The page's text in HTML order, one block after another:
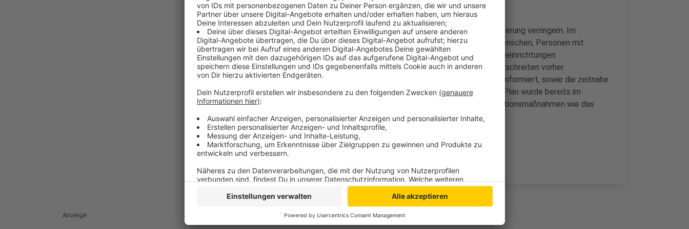
Er zielt darauf ab, hitzebedingte Gesundheitsrisiken für die Bevölkerung verringern. Im
Mittelpunkt stehen besonders gefährdete Gruppen wie ältere Menschen, Personen mit
chronischen Erkrankungen, Kleinkinder sowie Bewohner von Pflegeeinrichtungen.
Kernbestandteile sind demnach ein Frühwarnsystem, das bei Überschreiten vorher
festgelegter Temperaturgrenzen automatisch wichtige Akteure informiert, sowie die zeitnahe
Umsetzung lokaler Schutzmaßnahmen durch die Kommunen. Der Plan wurde bereits im
Frühjahr 2023 entwickelt und ergänzt bereits bestehende Präventionsmaßnahmen wie das
2021 veröffentlichte Merkblatt mit „Hitzetipps“.
Anzeige
Anzeige